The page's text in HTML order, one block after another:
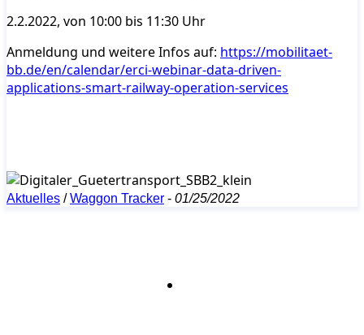
2.2.2022, von 10:00 bis 11:30 Uhr
Anmeldung und weitere Infos auf: https://mobilitaet-
bb.de/en/calendar/erci-webinar-data-driven-
applications-smart-railway-operation-services
Aktuelles /Waggon Tracker - 01/25/2022